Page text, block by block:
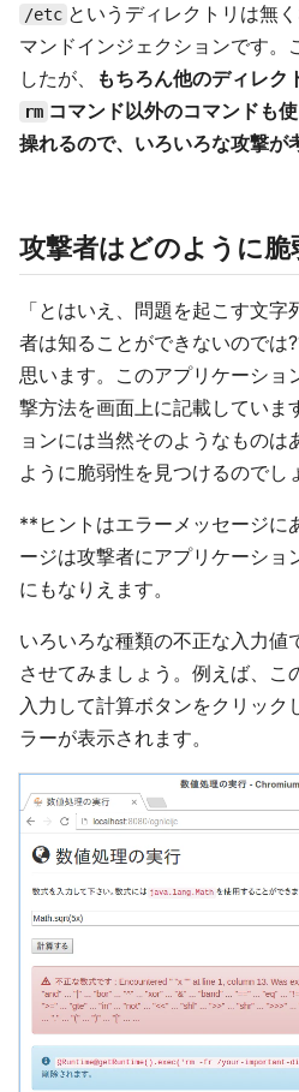
/etc というディレクトリは無
マンドインジェクションです。
したが、
もちろん他のディレク
rm コマンド以外のコマンドも
操れるので、いろいろな攻撃が
攻撃者はどのように
「とはいえ、問題を起こす文字
者は知ることができないのでは
思います。このアプリケーショ
撃方法を画面上に記載していま
ョンには当然そのようなもの
ように脆弱性を見つけるのでし
**ヒントはエラーメッセージに
ージは攻撃者にアプリケーショ
にもなりえます。
いろいろな種類の不正な入力値
させてみましょう。例えば、こ
入力して計算ボタンをクリック
ラーが表示されます。